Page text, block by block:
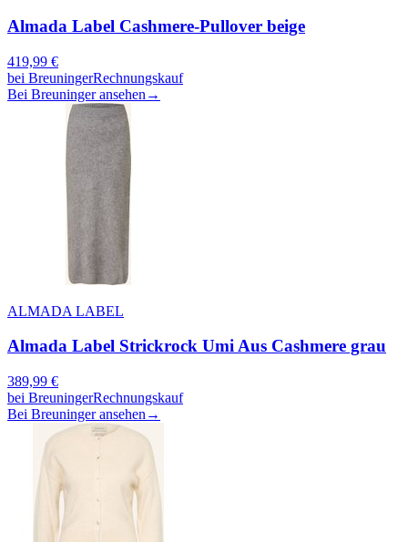
Almada Label Cashmere-Pullover beige
419,99 €
bei BreuningerRechnungskauf
Bei Breuninger ansehen →
ALMADA LABEL
Almada Label Strickrock Umi Aus Cashmere grau
389,99 €
bei BreuningerRechnungskauf
Bei Breuninger ansehen →